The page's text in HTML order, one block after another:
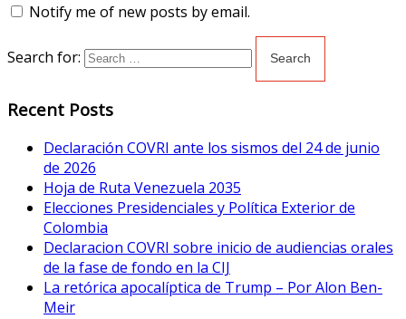
Notify me of new posts by email.
Search for:
Recent Posts
Declaración COVRI ante los sismos del 24 de junio
de 2026
Hoja de Ruta Venezuela 2035
Elecciones Presidenciales y Política Exterior de
Colombia
Declaracion COVRI sobre inicio de audiencias orales
de la fase de fondo en la CIJ
La retórica apocalíptica de Trump – Por Alon Ben-
Meir